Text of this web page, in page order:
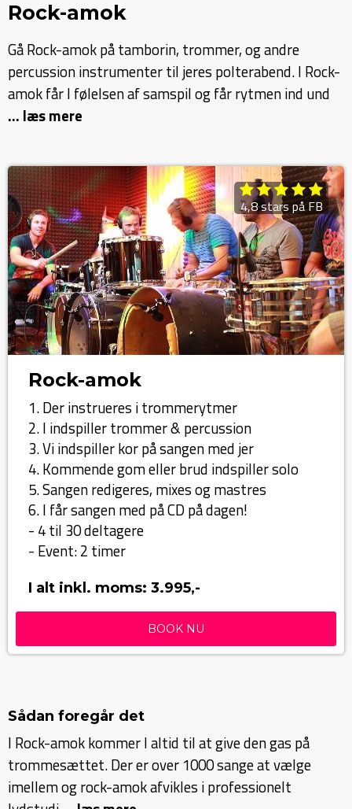
Rock-amok
Gå Rock-amok på tamborin, trommer, og andre
percussion instrumenter til jeres polterabend. I Rock-
amok får I følelsen af samspil og får rytmen ind und
... læs mere
4,8 stars på FB
Rock-amok
1. Der instrueres i trommerytmer
2. I indspiller trommer & percussion
3. Vi indspiller kor på sangen med jer
4. Kommende gom eller brud indspiller solo
5. Sangen redigeres, mixes og mastres
6. I får sangen med på CD på dagen!
- 4 til 30 deltagere
- Event: 2 timer
I alt inkl. moms: 3.995,-
BOOK NU
Sådan foregår det
I Rock-amok kommer I altid til at give den gas på
trommesættet. Der er over 1000 sange at vælge
imellem og rock-amok afvikles i professionelt